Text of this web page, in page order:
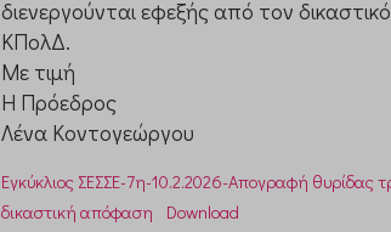
διενεργούνται εφεξής από τον
ΚΠολΔ.
Με τιμή
Η Πρόεδρος
Λένα Κοντογεώργου
Εγκύκλιος ΣΕΣΣΕ-7η-10.2.2026-Απογραφή θυρίδας
δικαστική απόφαση
Download
perf_*
twk_uuid_*
cloudfilt.com
heyzine.com